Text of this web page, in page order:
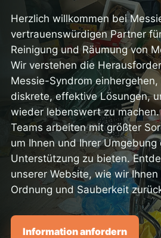
Herzlich willkommen bei
vertrauenswürdigen Partner
Reinigung und Räumung von
Wir verstehen die
Messie-Syndrom
diskrete, effektive Lösungen,
wieder lebenswert zu
Teams arbeiten mit größter
um Ihnen und Ihrer
Unterstützung zu bieten.
unserer Website, wie wir
Ordnung und Sauberkeit
Information anfordern